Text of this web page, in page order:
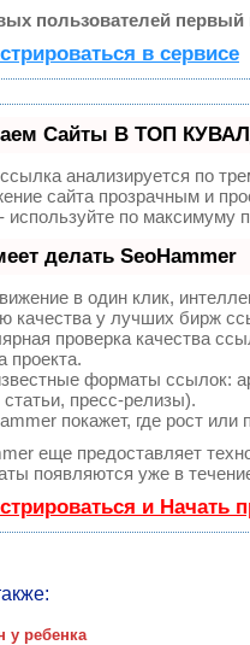
пользователей первый
в сервисе
Сайты В ТОП
анализируется по
сайта прозрачным и
используйте по максимуму
делать SeoHammer
в один клик,
качества у лучших бирж
проверка качества
проекта.
форматы ссылок:
пресс-релизы).
покажет, где рост или
еще предоставляет
появляются уже в
и Начать
у ребенка